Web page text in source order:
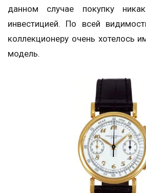
данном случае покупку
инвестицией. По всей
коллекционеру очень хотелось
модель.